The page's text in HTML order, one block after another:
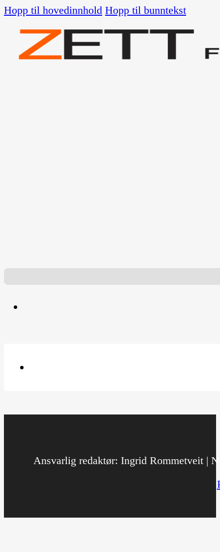
Hopp til hovedinnhold Hopp til bunntekst
Ansvarlig redaktør: Ingrid Rommetveit |